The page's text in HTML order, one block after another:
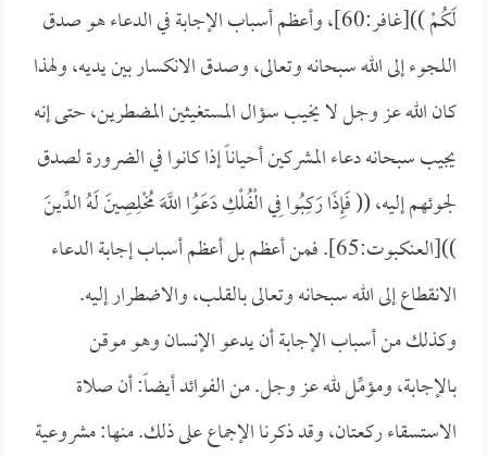
لَكُمْ ))[غافر:60]، وأعظم أسباب الإجابة في الدعاء هو صدق
اللجوء إلى الله سبحانه وتعالى، وصدق الانكسار بين يديه، ولهذا
كان الله عز وجل لا يخيب سؤال المستغيثين المضطرين، حتى إنه
يجيب سبحانه دعاء المشركين أحياناً إذا كانوا في الضرورة لصدق
لجوئهم إليه، ((فَإِذَا رَكِبُوا فِي الْفُلْكِ دَعَوُا اللَّهَ مُخْلِصِينَ لَهُ الدِّينَ
))[العنكبوت:65]. فمن أعظم بل أعظم أسباب إجابة الدعاء
الانقطاع إلى الله سبحانه وتعالى بالقلب، والاضطرار إليه.
وكذلك من أسباب الإجابة أن يدعو الإنسان وهو موقن
بالإجابة، ومؤمِّل لله عز وجل. من الفوائد أيضاً: أن صلاة
الاستسقاء ركعتان، وقد ذكرنا الإجماع على ذلك. منها: مشروعية